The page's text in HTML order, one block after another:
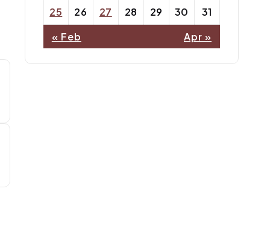
25
26 27 28 29 30
31
« Feb
Apr »